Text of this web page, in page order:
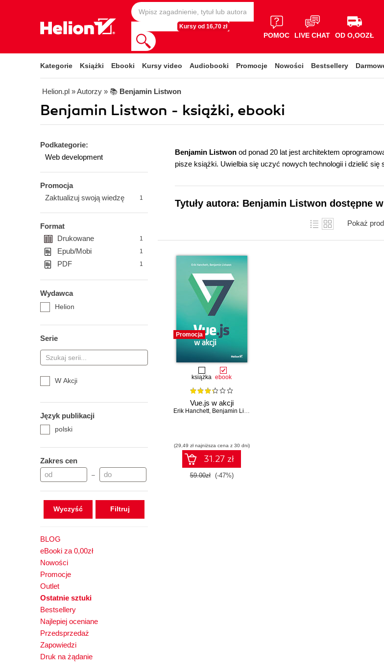
Kursy od 16,70 zł
POMOC LIVE CHAT OD O,OOZŁ
Kategorie Książki Ebooki Kursy video Audiobooki Promocje Nowości Bestsellery
Helion.pl » Autorzy » 📚 Benjamin Listwon
Benjamin Listwon - książki, ebooki
Podkategorie:
Web development
Promocja
Zaktualizuj swoją wiedzę
1
Format
Drukowane
1
Epub/Mobi 1
PDF 1
Wydawca
Helion
Serie
W Akcji
Język publikacji
polski
Zakres cen
–
Wyczyść
BLOG
eBooki za 0,00zł
Nowości
Promocje
Outlet
Ostatnie sztuki
Bestsellery
Najlepiej oceniane
Przedsprzedaż
Zapowiedzi
Druk na żądanie
Benjamin Listwon od ponad 20 lat jest architektem
pisze książki. Uwielbia się uczyć nowych technologii i dzielić się
Tytuły autora: Benjamin Listwon dostępne
Pokaż
Promocja
książka ebook
Vue.js w akcji
Erik Hanchett, Benjamin Listwon
(29,49 zł najniższa cena z 30 dni)
31.27 zł
59.00zł (-47%)